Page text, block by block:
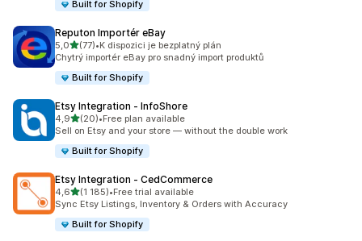
Built for Shopify
Reputon Importér eBay
5,0z 5 hvězd
(77)
Celkový počet recenzí: 77
•K dispozici je bezplatný plán
Chytrý importér eBay pro snadný import produktů
Built for Shopify
Etsy Integration ‑ InfoShore
4,9z 5 hvězd
(20)
Celkový počet recenzí: 20
•Free plan available
Sell on Etsy and your store — without the double work
Built for Shopify
Etsy Integration ‑ CedCommerce
4,6z 5 hvězd
(1 185)
Celkový počet recenzí: 1185
•Free trial available
Sync Etsy Listings, Inventory & Orders with Accuracy
Built for Shopify